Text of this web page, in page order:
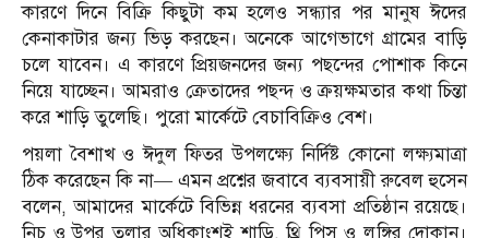
কারণে দিনে বিক্রি কিছুটা কম হলেও সন্ধ্যার পর মানুষ ঈদের
কেনাকাটার জন্য ভিড় করছেন। অনেকে আগেভাগে গ্রামের বাড়ি
চলে যাবেন। এ কারণে প্রিয়জনদের জন্য পছন্দের পোশাক কিনে
নিয়ে যাচ্ছেন। আমরাও ক্রেতাদের পছন্দ ও ক্রয়ক্ষমতার কথা চিন্তা
করে শাড়ি তুলেছি। পুরো মার্কেটে বেচাবিক্রিও বেশ।
পয়লা বৈশাখ ও ঈদুল ফিতর উপলক্ষ্যে নির্দিষ্ট কোনো লক্ষ্যমাত্রা
ঠিক করেছেন কি না— এমন প্রশ্নের জবাবে ব্যবসায়ী রুবেল হুসেন
বলেন, আমাদের মার্কেটে বিভিন্ন ধরনের ব্যবসা প্রতিষ্ঠান রয়েছে।
নিচ ও উপর তলার অধিকাংশই শাড়ি, থ্রি পিস ও লুঙ্গির দোকান।